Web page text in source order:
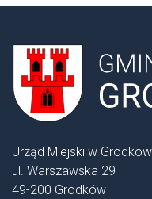
Urząd Miejski w
ul. Warszawska 29
49-200 Grodków